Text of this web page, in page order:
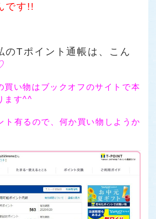
です!!
のTポイント通帳は、こん
買い物はブックオフのサイトで本
ます^^
ト有るので、何か買い物しようか